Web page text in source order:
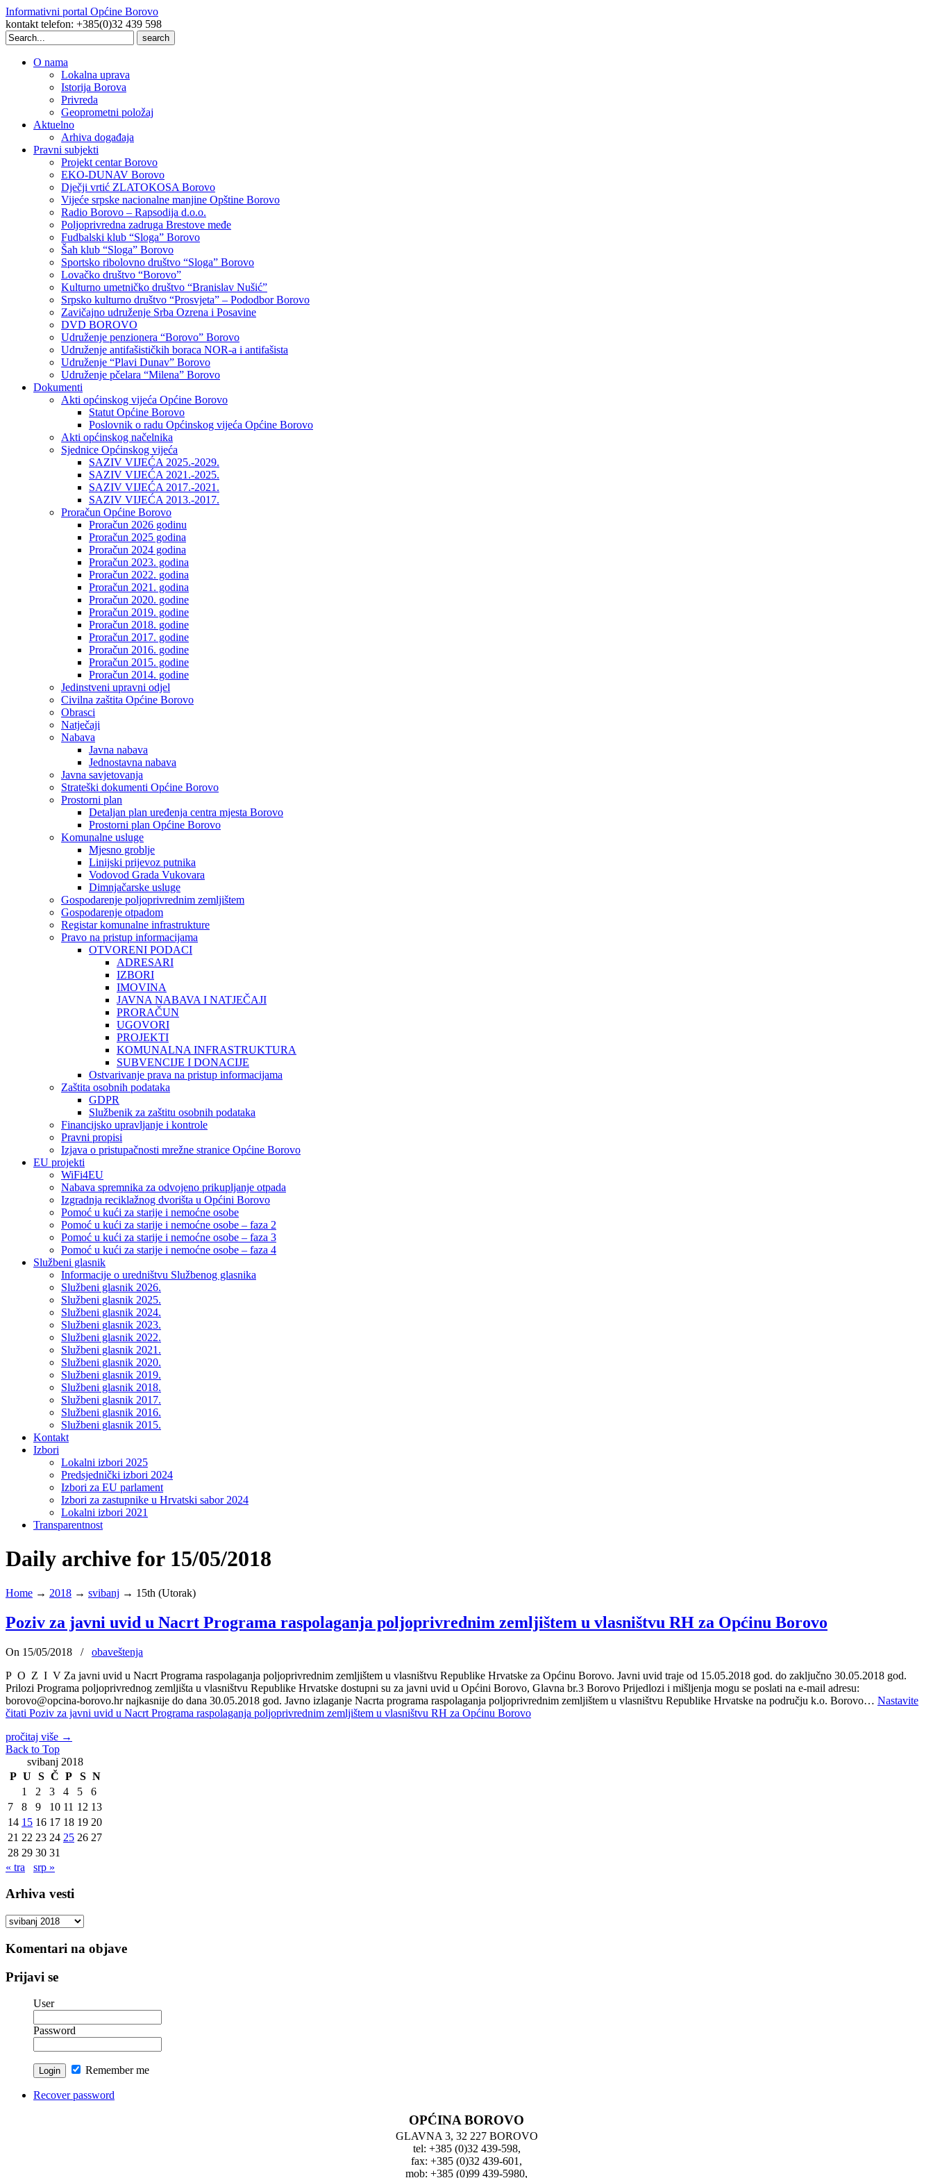
Informativni portal Općine Borovo
kontakt telefon: +385(0)32 439 598
Search
for:
O nama
Lokalna uprava
Istorija Borova
Privreda
Geoprometni položaj
Aktuelno
Arhiva događaja
Pravni subjekti
Projekt centar Borovo
EKO-DUNAV Borovo
Dječji vrtić ZLATOKOSA Borovo
Vijeće srpske nacionalne manjine Opštine Borovo
Radio Borovo – Rapsodija d.o.o.
Poljoprivredna zadruga Brestove međe
Fudbalski klub “Sloga” Borovo
Šah klub “Sloga” Borovo
Sportsko ribolovno društvo “Sloga” Borovo
Lovačko društvo “Borovo”
Kulturno umetničko društvo “Branislav Nušić”
Srpsko kulturno društvo “Prosvjeta” – Pododbor Borovo
Zavičajno udruženje Srba Ozrena i Posavine
DVD BOROVO
Udruženje penzionera “Borovo” Borovo
Udruženje antifašističkih boraca NOR-a i antifašista
Udruženje “Plavi Dunav” Borovo
Udruženje pčelara “Milena” Borovo
Dokumenti
Akti općinskog vijeća Općine Borovo
Statut Općine Borovo
Poslovnik o radu Općinskog vijeća Općine Borovo
Akti općinskog načelnika
Sjednice Općinskog vijeća
SAZIV VIJEĆA 2025.-2029.
SAZIV VIJEĆA 2021.-2025.
SAZIV VIJEĆA 2017.-2021.
SAZIV VIJEĆA 2013.-2017.
Proračun Općine Borovo
Proračun 2026 godinu
Proračun 2025 godina
Proračun 2024 godina
Proračun 2023. godina
Proračun 2022. godina
Proračun 2021. godina
Proračun 2020. godine
Proračun 2019. godine
Proračun 2018. godine
Proračun 2017. godine
Proračun 2016. godine
Proračun 2015. godine
Proračun 2014. godine
Jedinstveni upravni odjel
Civilna zaštita Općine Borovo
Obrasci
Natječaji
Nabava
Javna nabava
Jednostavna nabava
Javna savjetovanja
Strateški dokumenti Općine Borovo
Prostorni plan
Detaljan plan uređenja centra mjesta Borovo
Prostorni plan Općine Borovo
Komunalne usluge
Mjesno groblje
Linijski prijevoz putnika
Vodovod Grada Vukovara
Dimnjačarske usluge
Gospodarenje poljoprivrednim zemljištem
Gospodarenje otpadom
Registar komunalne infrastrukture
Pravo na pristup informacijama
OTVORENI PODACI
ADRESARI
IZBORI
IMOVINA
JAVNA NABAVA I NATJEČAJI
PRORAČUN
UGOVORI
PROJEKTI
KOMUNALNA INFRASTRUKTURA
SUBVENCIJE I DONACIJE
Ostvarivanje prava na pristup informacijama
Zaštita osobnih podataka
GDPR
Službenik za zaštitu osobnih podataka
Financijsko upravljanje i kontrole
Pravni propisi
Izjava o pristupačnosti mrežne stranice Općine Borovo
EU projekti
WiFi4EU
Nabava spremnika za odvojeno prikupljanje otpada
Izgradnja reciklažnog dvorišta u Općini Borovo
Pomoć u kući za starije i nemoćne osobe
Pomoć u kući za starije i nemoćne osobe – faza 2
Pomoć u kući za starije i nemoćne osobe – faza 3
Pomoć u kući za starije i nemoćne osobe – faza 4
Službeni glasnik
Informacije o uredništvu Službenog glasnika
Službeni glasnik 2026.
Službeni glasnik 2025.
Službeni glasnik 2024.
Službeni glasnik 2023.
Službeni glasnik 2022.
Službeni glasnik 2021.
Službeni glasnik 2020.
Službeni glasnik 2019.
Službeni glasnik 2018.
Službeni glasnik 2017.
Službeni glasnik 2016.
Službeni glasnik 2015.
Kontakt
Izbori
Lokalni izbori 2025
Predsjednički izbori 2024
Izbori za EU parlament
Izbori za zastupnike u Hrvatski sabor 2024
Lokalni izbori 2021
Transparentnost
Daily archive for 15/05/2018
Home → 2018 → svibanj → 15th (Utorak)
Poziv za javni uvid u Nacrt Programa raspolaganja poljoprivrednim zemljištem u vlasništvu RH za Općinu Borovo
On 15/05/2018 /
obaveštenja
P O Z I V Za javni uvid u Nacrt Programa raspolaganja poljoprivrednim zemljištem u vlasništvu Republike Hrvatske za Općinu Borovo. Javni uvid traje od 15.05.2018 god. do zaključno 30.05.2018 god.
Prilozi Programa poljoprivrednog zemljišta u vlasništvu Republike Hrvatske dostupni su za javni uvid u Općini Borovo, Glavna br.3 Borovo Prijedlozi i mišljenja mogu se poslati na e-mail adresu:
borovo@opcina-borovo.hr najkasnije do dana 30.05.2018 god. Javno izlaganje Nacrta programa raspolaganja poljoprivrednim zemljištem u vlasništvu Republike Hrvatske na području k.o. Borovo… Nastavite
čitati Poziv za javni uvid u Nacrt Programa raspolaganja poljoprivrednim zemljištem u vlasništvu RH za Općinu Borovo
pročitaj više →
Back to Top
svibanj 2018
P U S Č P S N
1
2 3 4 5
6
7
8 9 10 11 12 13
14 15 16 17 18 19 20
21 22 23 24 25 26 27
28 29 30 31
« tra
srp »
Arhiva vesti
Arhiva
Komentari na objave
Prijavi se
User
Password
Remember me
Recover password
OPĆINA BOROVO
GLAVNA 3, 32 227 BOROVO
tel: +385 (0)32 439-598,
fax: +385 (0)32 439-601,
mob: +385 (0)99 439-5980,